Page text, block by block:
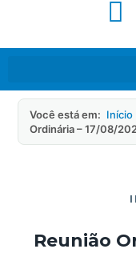
Você está em: Início
Ordinária – 17/08/
Reunião